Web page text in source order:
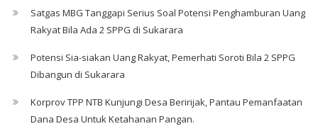
Satgas MBG Tanggapi Serius Soal Potensi Penghamburan Uang
Rakyat Bila Ada 2 SPPG di Sukarara
Potensi Sia-siakan Uang Rakyat, Pemerhati Soroti Bila 2 SPPG
Dibangun di Sukarara
Korprov TPP NTB Kunjungi Desa Beririjak, Pantau Pemanfaatan
Dana Desa Untuk Ketahanan Pangan.